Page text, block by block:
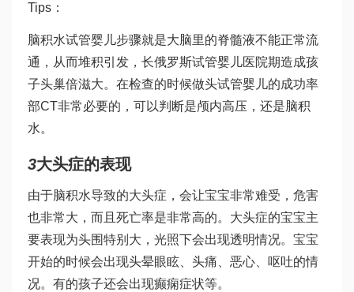
Tips：
脑积水试管婴儿步骤就是大脑里的脊髓液不能正常流
通，从而堆积引发，长俄罗斯试管婴儿医院期造成孩
子头巢倍滋大。在检查的时候做头试管婴儿的成功率
部CT非常必要的，可以判断是颅内高压，还是脑积
水。
3大头症的表现
由于脑积水导致的大头症，会让宝宝非常难受，危害
也非常大，而且死亡率是非常高的。大头症的宝宝主
要表现为头围特别大，光照下会出现透明情况。宝宝
开始的时候会出现头晕眼眩、头痛、恶心、呕吐的情
况。有的孩子还会出现癫痫症状等。